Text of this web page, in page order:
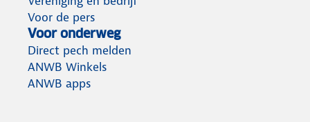
Voor de pers
Voor onderweg
Direct pech melden
ANWB Winkels
ANWB apps